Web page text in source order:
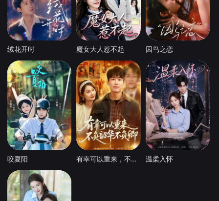
绒花开时 魔女大人惹不起 囚鸟之恋
咬夏阳 有幸可以重来，不负韶华不负卿 温柔入怀